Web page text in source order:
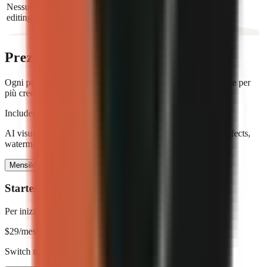
Nessuna competenza di
editing richiesta
Prezzi semplici
Ogni piano include la generazione video con IA. Fai l'upgrade per
più crediti e funzionalità.
Included in every paid plan
AI visuals, voiceover, animated captions, music and sound effects,
watermark-free 720p, and direct social publishing.
Mensile
Starter
Per iniziare
$29/mese
Switch to annual & save $58